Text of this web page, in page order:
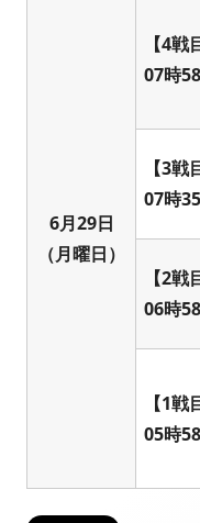
6月29日
（月曜日）
【4戦
07時
【3戦
07時
【2戦
06時
【1戦
05時